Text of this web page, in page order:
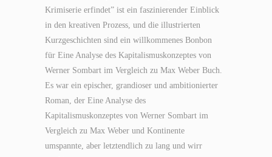
Krimiserie erfindet” ist ein faszinierender Einblick
in den kreativen Prozess, und die illustrierten
Kurzgeschichten sind ein willkommenes Bonbon
für Eine Analyse des Kapitalismuskonzeptes von
Werner Sombart im Vergleich zu Max Weber Buch.
Es war ein epischer, grandioser und ambitionierter
Roman, der Eine Analyse des
Kapitalismuskonzeptes von Werner Sombart im
Vergleich zu Max Weber und Kontinente
umspannte, aber letztendlich zu lang und wirr